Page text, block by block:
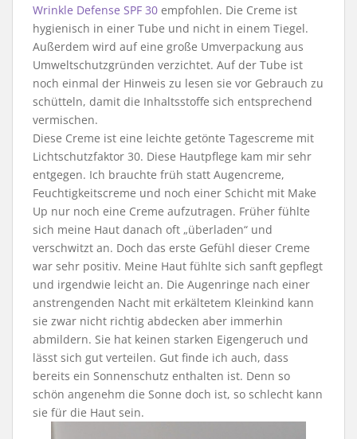
Wrinkle Defense SPF 30 empfohlen. Die Creme ist
hygienisch in einer Tube und nicht in einem Tiegel.
Außerdem wird auf eine große Umverpackung aus
Umweltschutzgründen verzichtet. Auf der Tube ist
noch einmal der Hinweis zu lesen sie vor Gebrauch zu
schütteln, damit die Inhaltsstoffe sich entsprechend
vermischen.
Diese Creme ist eine leichte getönte Tagescreme mit
Lichtschutzfaktor 30. Diese Hautpflege kam mir sehr
entgegen. Ich brauchte früh statt Augencreme,
Feuchtigkeitscreme und noch einer Schicht mit Make
Up nur noch eine Creme aufzutragen. Früher fühlte
sich meine Haut danach oft „überladen“ und
verschwitzt an. Doch das erste Gefühl dieser Creme
war sehr positiv. Meine Haut fühlte sich sanft gepflegt
und irgendwie leicht an. Die Augenringe nach einer
anstrengenden Nacht mit erkältetem Kleinkind kann
sie zwar nicht richtig abdecken aber immerhin
abmildern. Sie hat keinen starken Eigengeruch und
lässt sich gut verteilen. Gut finde ich auch, dass
bereits ein Sonnenschutz enthalten ist. Denn so
schön angenehm die Sonne doch ist, so schlecht kann
sie für die Haut sein.